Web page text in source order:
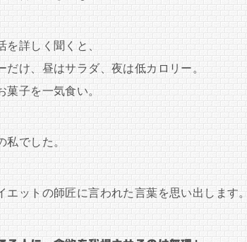
を詳しく聞くと、
だけ、昼はサラダ、夜は低カロリー。
菓子を一気食い。
私でした。
エットの師匠に言われた言葉を思い出します。